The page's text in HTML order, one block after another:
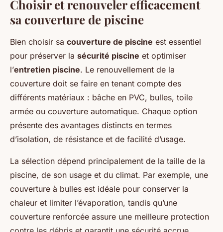
Choisir et renouveler efficacement
sa couverture de piscine
Bien choisir sa couverture de piscine est essentiel
pour préserver la sécurité piscine et optimiser
l’entretien piscine. Le renouvellement de la
couverture doit se faire en tenant compte des
différents matériaux : bâche en PVC, bulles, toile
armée ou couverture automatique. Chaque option
présente des avantages distincts en termes
d’isolation, de résistance et de facilité d’usage.
La sélection dépend principalement de la taille de la
piscine, de son usage et du climat. Par exemple, une
couverture à bulles est idéale pour conserver la
chaleur et limiter l’évaporation, tandis qu’une
couverture renforcée assure une meilleure protection